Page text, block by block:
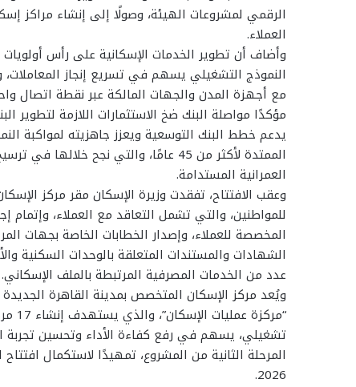
الرقمي لمشروعات الهيئة، وصولًا إلى إنشاء مراكز
العملاء.
وأضاف أن تطوير الخدمات الإسكانية على رأس
النموذج التشغيلي يسهم في تسريع إنجاز
مع أجهزة المدن والجهات المالكة عبر نقطة اتصال
مؤكدًا مواصلة البنك ضخ الاستثمارات اللازمة لتطوير
يدعم خطط البنك التوسعية ويعزز جاهزيته لمواكبة
الممتدة لأكثر من 45 عامًا، والتي
العمرانية المستدامة.
وعقب الافتتاح، تفقدت وزيرة الإسكان مقر مركز
للمواطنين، والتي تشمل التعاقد مع العملاء، وإتمام
المخصصة للعملاء، وإصدار الخطابات الخاصة بجهات
الشهادات والمستندات المتعلقة بالوحدات السكنية
عدد من الخدمات المصرفية المرتبطة بالملف الإسكاني.
ويُعد مركز الإسكان المتخصص بمدينة القاهرة
تشغيلي، يسهم في رفع كفاءة الأداء وتحسين تجربة
2026.